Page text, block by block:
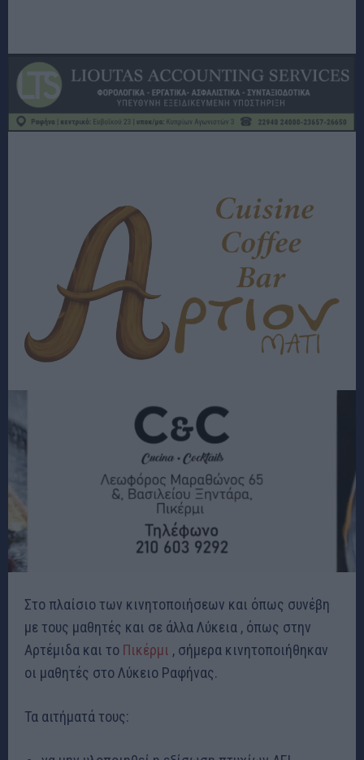
Στο πλαίσιο των κινητοποιήσεων και όπως συνέβη
με τους μαθητές και σε άλλα Λύκεια , όπως στην
Αρτέμιδα και το Πικέρμι , σήμερα κινητοποιήθηκαν
οι μαθητές στο Λύκειο Ραφήνας.
Τα αιτήματά τους: